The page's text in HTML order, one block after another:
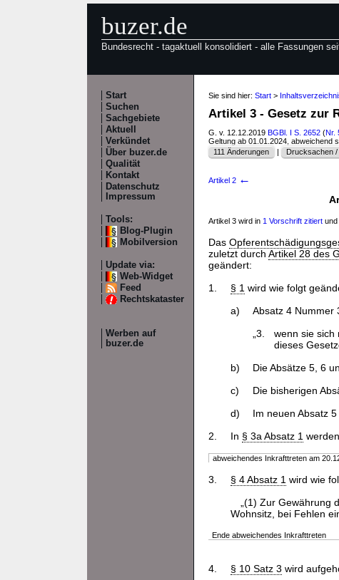
buzer.de
Bundesrecht - tagaktuell konsolidiert - alle Fassungen
Start
Suchen
Sachgebiete
Aktuell
Verkündet
Über buzer.de
Qualität
Kontakt
Datenschutz
Impressum
Tools:
Blog-Plugin
Mobilversion
Update via:
Web-Widget
Feed
Rechtskataster
Werben auf
buzer.de
Sie sind hier: Start >
Artikel 3 - Gesetz zur
G. v. 12.12.2019 BGBl. I S. 2652 (Nr.
Geltung ab 01.01.2024, abweichend
111 Änderungen
| Drucksachen
Artikel 2 ←
Artikel 3 wird in 1 Vorschrift zitiert und
Das
zuletzt durch Artikel 28 des
geändert:
1.
§ 1 wird wie folgt
a)
Absatz 4 Nummer
„3.
wenn sie sich
dieses
b)
Die Absätze 5, 6
c)
Die bisherigen
d)
Im neuen Absatz
2.
In § 3a Absatz 1
abweichendes Inkrafttreten am
3. § 4 Absatz 1 wird wie
„(1) Zur Gewährung
Wohnsitz, bei Fehlen
Ende abweichendes Inkrafttreten
4. § 10 Satz 3 wird